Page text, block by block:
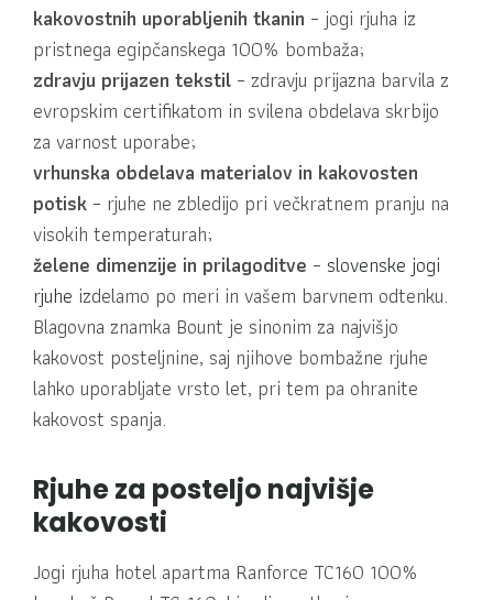
kakovostnih uporabljenih tkanin – jogi rjuha iz
pristnega egipčanskega 100% bombaža;
zdravju prijazen tekstil – zdravju prijazna barvila z
evropskim certifikatom in svilena obdelava skrbijo
za varnost uporabe;
vrhunska obdelava materialov in kakovosten
potisk – rjuhe ne zbledijo pri večkratnem pranju na
visokih temperaturah;
želene dimenzije in prilagoditve – slovenske jogi
rjuhe izdelamo po meri in vašem barvnem odtenku.
Blagovna znamka Bount je sinonim za najvišjo
kakovost posteljnine, saj njihove bombažne rjuhe
lahko uporabljate vrsto let, pri tem pa ohranite
kakovost spanja.
Rjuhe za posteljo najvišje
kakovosti
Jogi rjuha hotel apartma Ranforce TC160 100%